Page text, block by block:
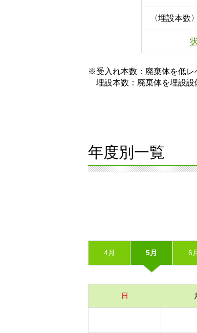
〈埋設本数〉
※受入れ本数：廃棄体を低レ
埋設本数：廃棄体を埋設設
年度別一覧
4月 5月 6
日